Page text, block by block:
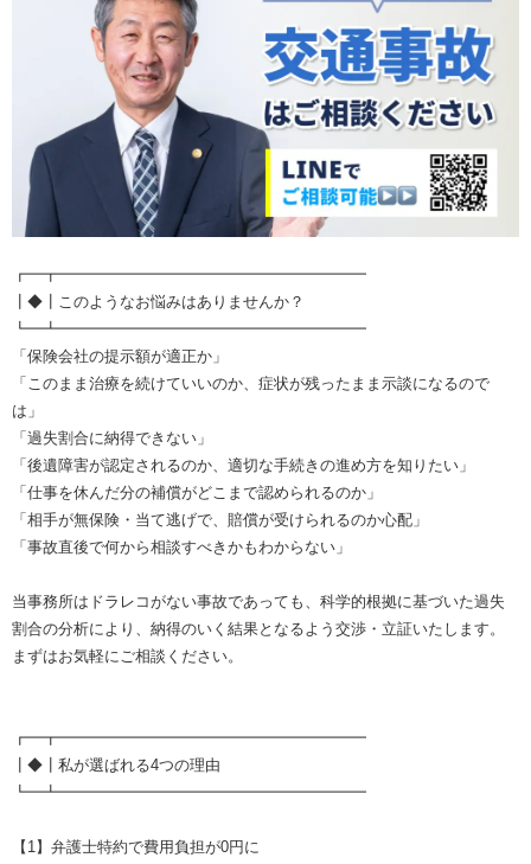
┏━┳━━━━━━━━━━━━━━━━━━━━
┃◆┃このようなお悩みはありませんか？
┗━┻━━━━━━━━━━━━━━━━━━━━
「保険会社の提示額が適正か」
「このまま治療を続けていいのか、症状が残ったまま示談になるので
は」
「過失割合に納得できない」
「後遺障害が認定されるのか、適切な手続きの進め方を知りたい」
「仕事を休んだ分の補償がどこまで認められるのか」
「相手が無保険・当て逃げで、賠償が受けられるのか心配」
「事故直後で何から相談すべきかもわからない」
当事務所はドラレコがない事故であっても、科学的根拠に基づいた過失
割合の分析により、納得のいく結果となるよう交渉・立証いたします。
まずはお気軽にご相談ください。
┏━┳━━━━━━━━━━━━━━━━━━━━
┃◆┃私が選ばれる4つの理由
┗━┻━━━━━━━━━━━━━━━━━━━━
【1】弁護士特約で費用負担が0円に